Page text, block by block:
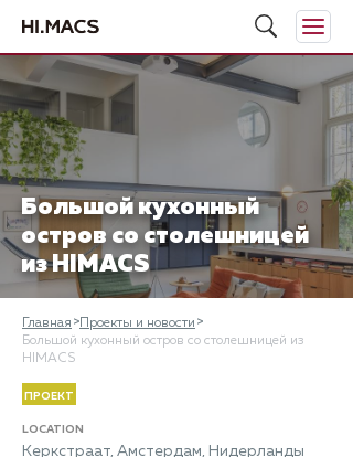
Большой кухонный
остров со столешницей
из HIMACS
Главная
Проекты и новости
Большой кухонный остров со столешницей из
HIMACS
ПРОЕКТ
LOCATION
Керкстраат, Амстердам, Нидерланды